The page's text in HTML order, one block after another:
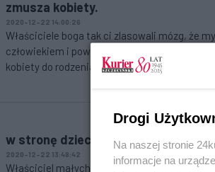
zmusza kobiety.
2020-12-22 14:00:26
Właściciele boga tak ci zlasowali mózg, że
człowiekiem i powinna mieć prawo
kobiety do rodzenia niedorozwojów jako dar
w stronę dzieci.
2020-12-22 13:48:42
Właściciel małych stópek, ale z dużym
Drogi
Na naszej stronie
informacje na